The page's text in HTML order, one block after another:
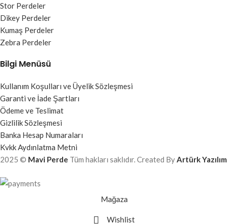
Stor Perdeler
Dikey Perdeler
Kumaş Perdeler
Zebra Perdeler
Bilgi Menüsü
Kullanım Koşulları ve Üyelik Sözleşmesi
Garanti ve İade Şartları
Ödeme ve Teslimat
Gizlilik Sözleşmesi
Banka Hesap Numaraları
Kvkk Aydınlatma Metni
2025 © Mavi Perde Tüm hakları saklıdır. Created ByArtürk Yazılım
Mağaza
Wishlist